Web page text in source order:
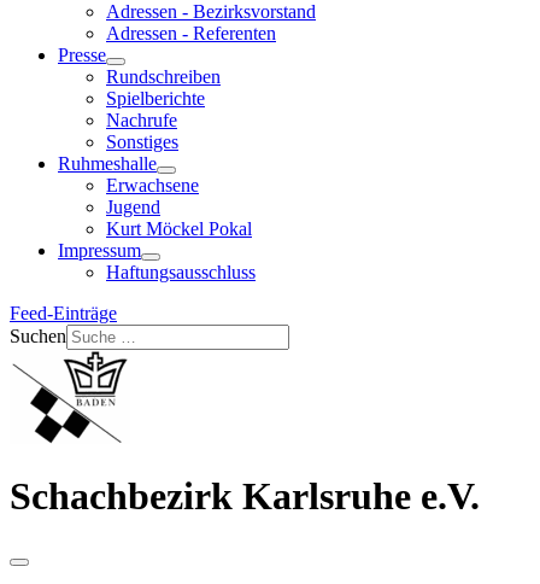
Adressen - Bezirksvorstand
Adressen - Referenten
Presse
Rundschreiben
Spielberichte
Nachrufe
Sonstiges
Ruhmeshalle
Erwachsene
Jugend
Kurt Möckel Pokal
Impressum
Haftungsausschluss
Feed-Einträge
Suchen
Schachbezirk Karlsruhe e.V.